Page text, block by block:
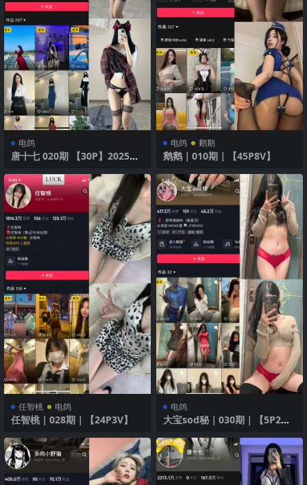
电鸽
唐十七 020期 【30P】2025年
电鸽 鹅鹅
鹅鹅｜010期｜【45P8V】
任智桃 电鸽
任智桃｜028期｜【24P3V】
电鸽
大宝sod秘｜030期｜【5P2